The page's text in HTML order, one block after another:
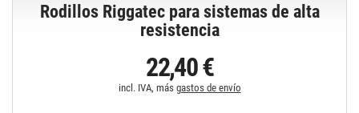
Rodillos Riggatec para sistemas de alta
resistencia
22,40 €
incl. IVA, más gastos de envío